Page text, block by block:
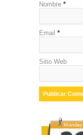
Nombre *
Email *
Sitio Web